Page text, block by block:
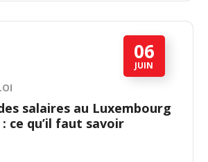
06
JUIN
salaires au Luxembourg
: ce qu’il faut savoir